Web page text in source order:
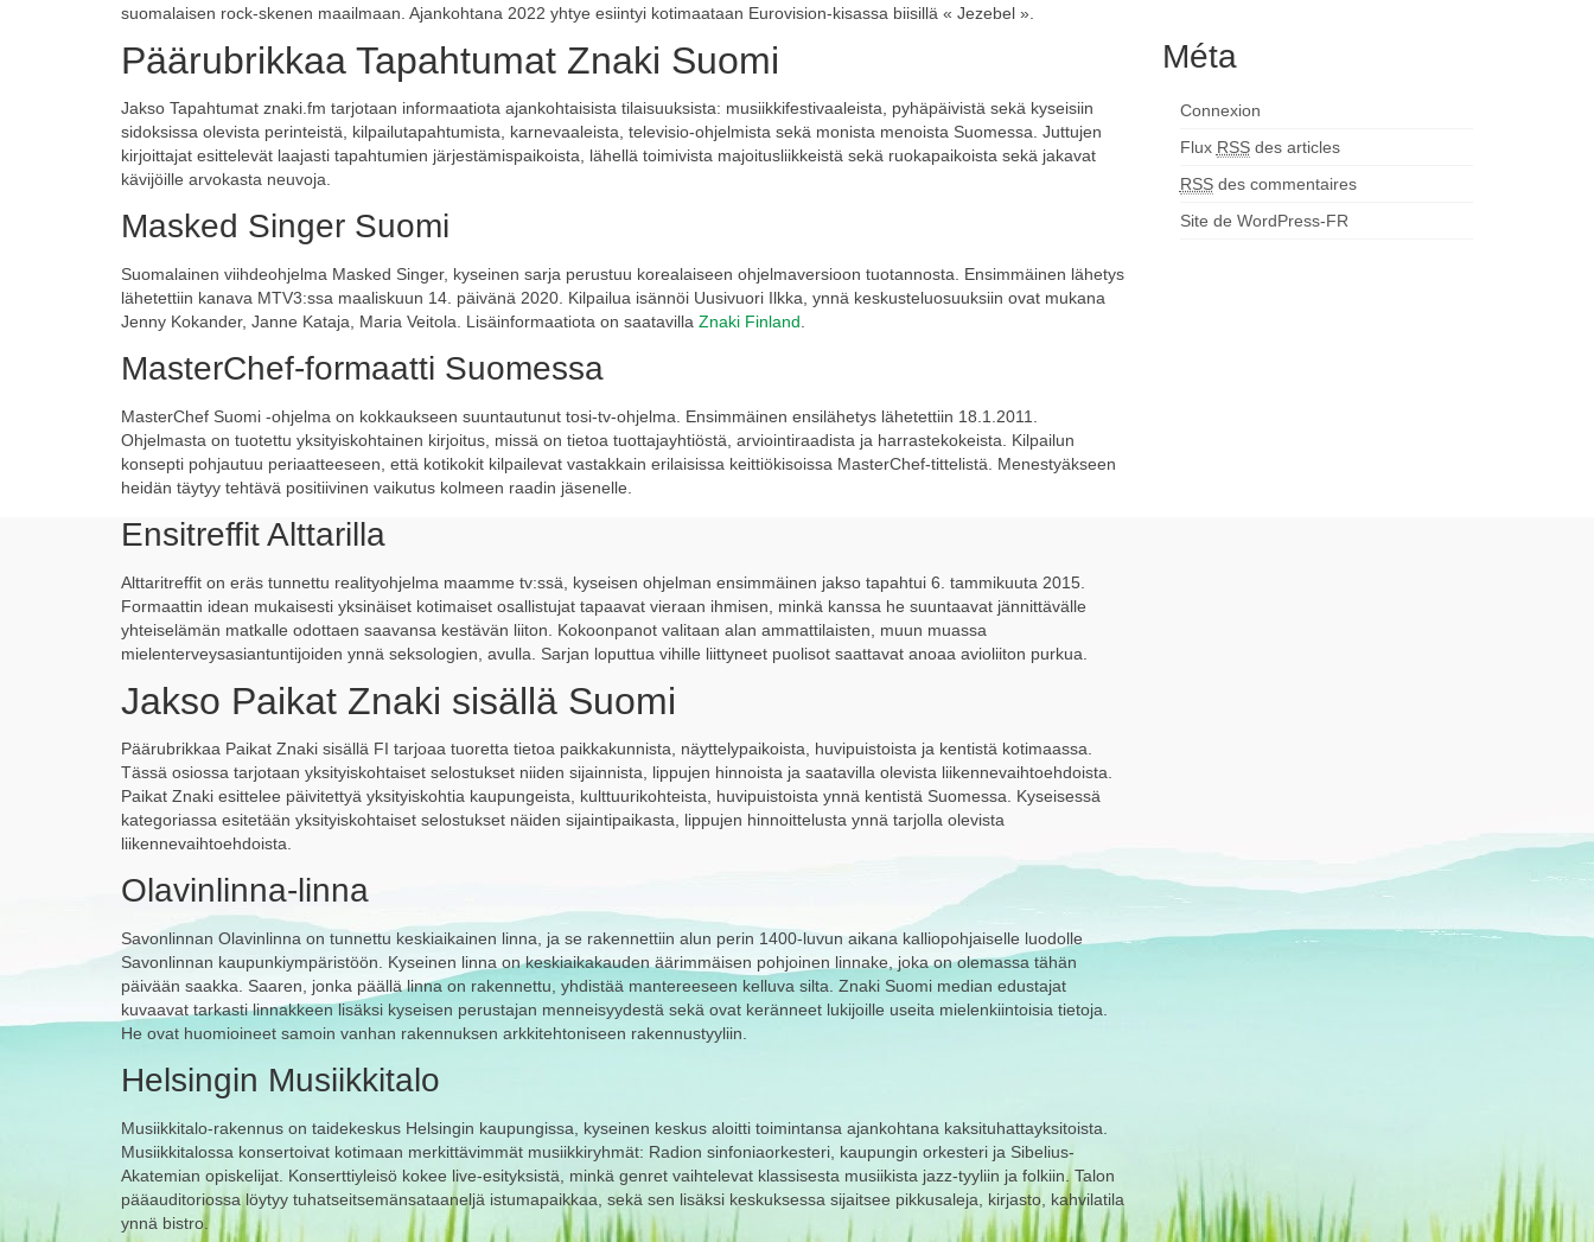
suomalaisen rock-skenen maailmaan. Ajankohtana 2022 yhtye esiintyi kotimaataan Eurovision-kisassa biisillä « Jezebel ».
Päärubrikkaa Tapahtumat Znaki Suomi
Jakso Tapahtumat znaki.fm tarjotaan informaatiota ajankohtaisista tilaisuuksista: musiikkifestivaaleista, pyhäpäivistä sekä kyseisiin
sidoksissa olevista perinteistä, kilpailutapahtumista, karnevaaleista, televisio-ohjelmista sekä monista menoista Suomessa. Juttujen
kirjoittajat esittelevät laajasti tapahtumien järjestämispaikoista, lähellä toimivista majoitusliikkeistä sekä ruokapaikoista sekä jakavat
kävijöille arvokasta neuvoja.
Masked Singer Suomi
Suomalainen viihdeohjelma Masked Singer, kyseinen sarja perustuu korealaiseen ohjelmaversioon tuotannosta. Ensimmäinen lähetys
lähetettiin kanava MTV3:ssa maaliskuun 14. päivänä 2020. Kilpailua isännöi Uusivuori Ilkka, ynnä keskusteluosuuksiin ovat mukana
Jenny Kokander, Janne Kataja, Maria Veitola. Lisäinformaatiota on saatavilla Znaki Finland
MasterChef-formaatti Suomessa
MasterChef Suomi -ohjelma on kokkaukseen suuntautunut tosi-tv-ohjelma. Ensimmäinen ensilähetys lähetettiin 18.1.2011.
Ohjelmasta on tuotettu yksityiskohtainen kirjoitus, missä on tietoa tuottajayhtiöstä, arviointiraadista ja harrastekokeista. Kilpailun
konsepti pohjautuu periaatteeseen, että kotikokit kilpailevat vastakkain erilaisissa keittiökisoissa MasterChef-tittelistä. Menestyäkseen
heidän täytyy tehtävä positiivinen vaikutus kolmeen raadin jäsenelle.
Ensitreffit Alttarilla
Alttaritreffit on eräs tunnettu realityohjelma maamme tv:ssä, kyseisen ohjelman ensimmäinen jakso tapahtui 6. tammikuuta 2015.
Formaattin idean mukaisesti yksinäiset kotimaiset osallistujat tapaavat vieraan ihmisen, minkä kanssa he suuntaavat jännittävälle
yhteiselämän matkalle odottaen saavansa kestävän liiton. Kokoonpanot valitaan alan ammattilaisten, muun muassa
mielenterveysasiantuntijoiden ynnä seksologien, avulla. Sarjan loputtua vihille liittyneet puolisot saattavat anoaa avioliiton purkua.
Jakso Paikat Znaki sisällä Suomi
Päärubrikkaa Paikat Znaki sisällä FI tarjoaa tuoretta tietoa paikkakunnista, näyttelypaikoista, huvipuistoista ja kentistä kotimaassa.
Tässä osiossa tarjotaan yksityiskohtaiset selostukset niiden sijainnista, lippujen hinnoista ja saatavilla olevista liikennevaihtoehdoista.
Paikat Znaki esittelee päivitettyä yksityiskohtia kaupungeista, kulttuurikohteista, huvipuistoista ynnä kentistä Suomessa. Kyseisessä
kategoriassa esitetään yksityiskohtaiset selostukset näiden sijaintipaikasta, lippujen hinnoittelusta ynnä tarjolla olevista
liikennevaihtoehdoista.
Olavinlinna-linna
Savonlinnan Olavinlinna on tunnettu keskiaikainen linna, ja se rakennettiin alun perin 1400-luvun aikana kalliopohjaiselle luodolle
Savonlinnan kaupunkiympäristöön. Kyseinen linna on keskiaikakauden äärimmäisen pohjoinen linnake, joka on olemassa tähän
päivään saakka. Saaren, jonka päällä linna on rakennettu, yhdistää mantereeseen kelluva silta. Znaki Suomi median edustajat
kuvaavat tarkasti linnakkeen lisäksi kyseisen perustajan menneisyydestä sekä ovat keränneet lukijoille useita mielenkiintoisia tietoja.
He ovat huomioineet samoin vanhan rakennuksen arkkitehtoniseen rakennustyyliin.
Helsingin Musiikkitalo
Musiikkitalo-rakennus on taidekeskus Helsingin kaupungissa, kyseinen keskus aloitti toimintansa ajankohtana kaksituhattayksitoista.
Musiikkitalossa konsertoivat kotimaan merkittävimmät musiikkiryhmät: Radion sinfoniaorkesteri, kaupungin orkesteri ja Sibelius-
Akatemian opiskelijat. Konserttiyleisö kokee live-esityksistä, minkä genret vaihtelevat klassisesta musiikista jazz-tyyliin ja folkiin. Talon
pääauditoriossa löytyy tuhatseitsemänsataaneljä istumapaikkaa, sekä sen lisäksi keskuksessa sijaitsee pikkusaleja, kirjasto, kahvilatila
ynnä bistro.
Méta
Connexion
Flux RSSdes articles
RSSdes commentaires
Site de WordPress-FR